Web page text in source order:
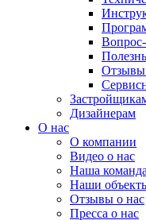
Отзывы
Дизайнерам
О нас
О компании
Видео о нас
Наша команда
Наши
Отзывы о нас
Пресса о нас